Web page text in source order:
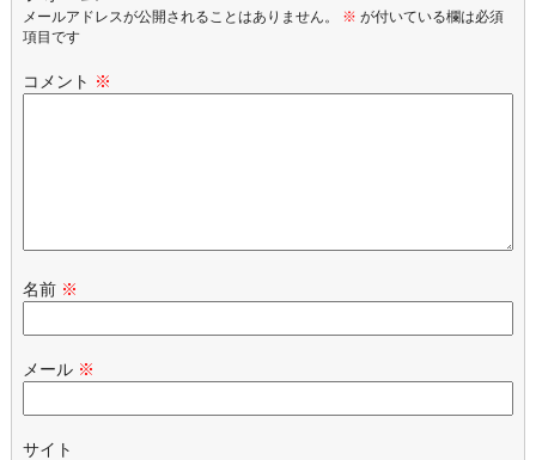
メールアドレスが公開されることはありません。 ※ が付いている欄は必須
項目です
コメント ※
名前 ※
メール ※
サイト